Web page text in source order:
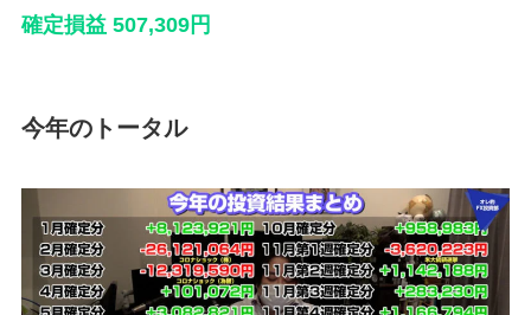
確定損益 507,309円
今年のトータル